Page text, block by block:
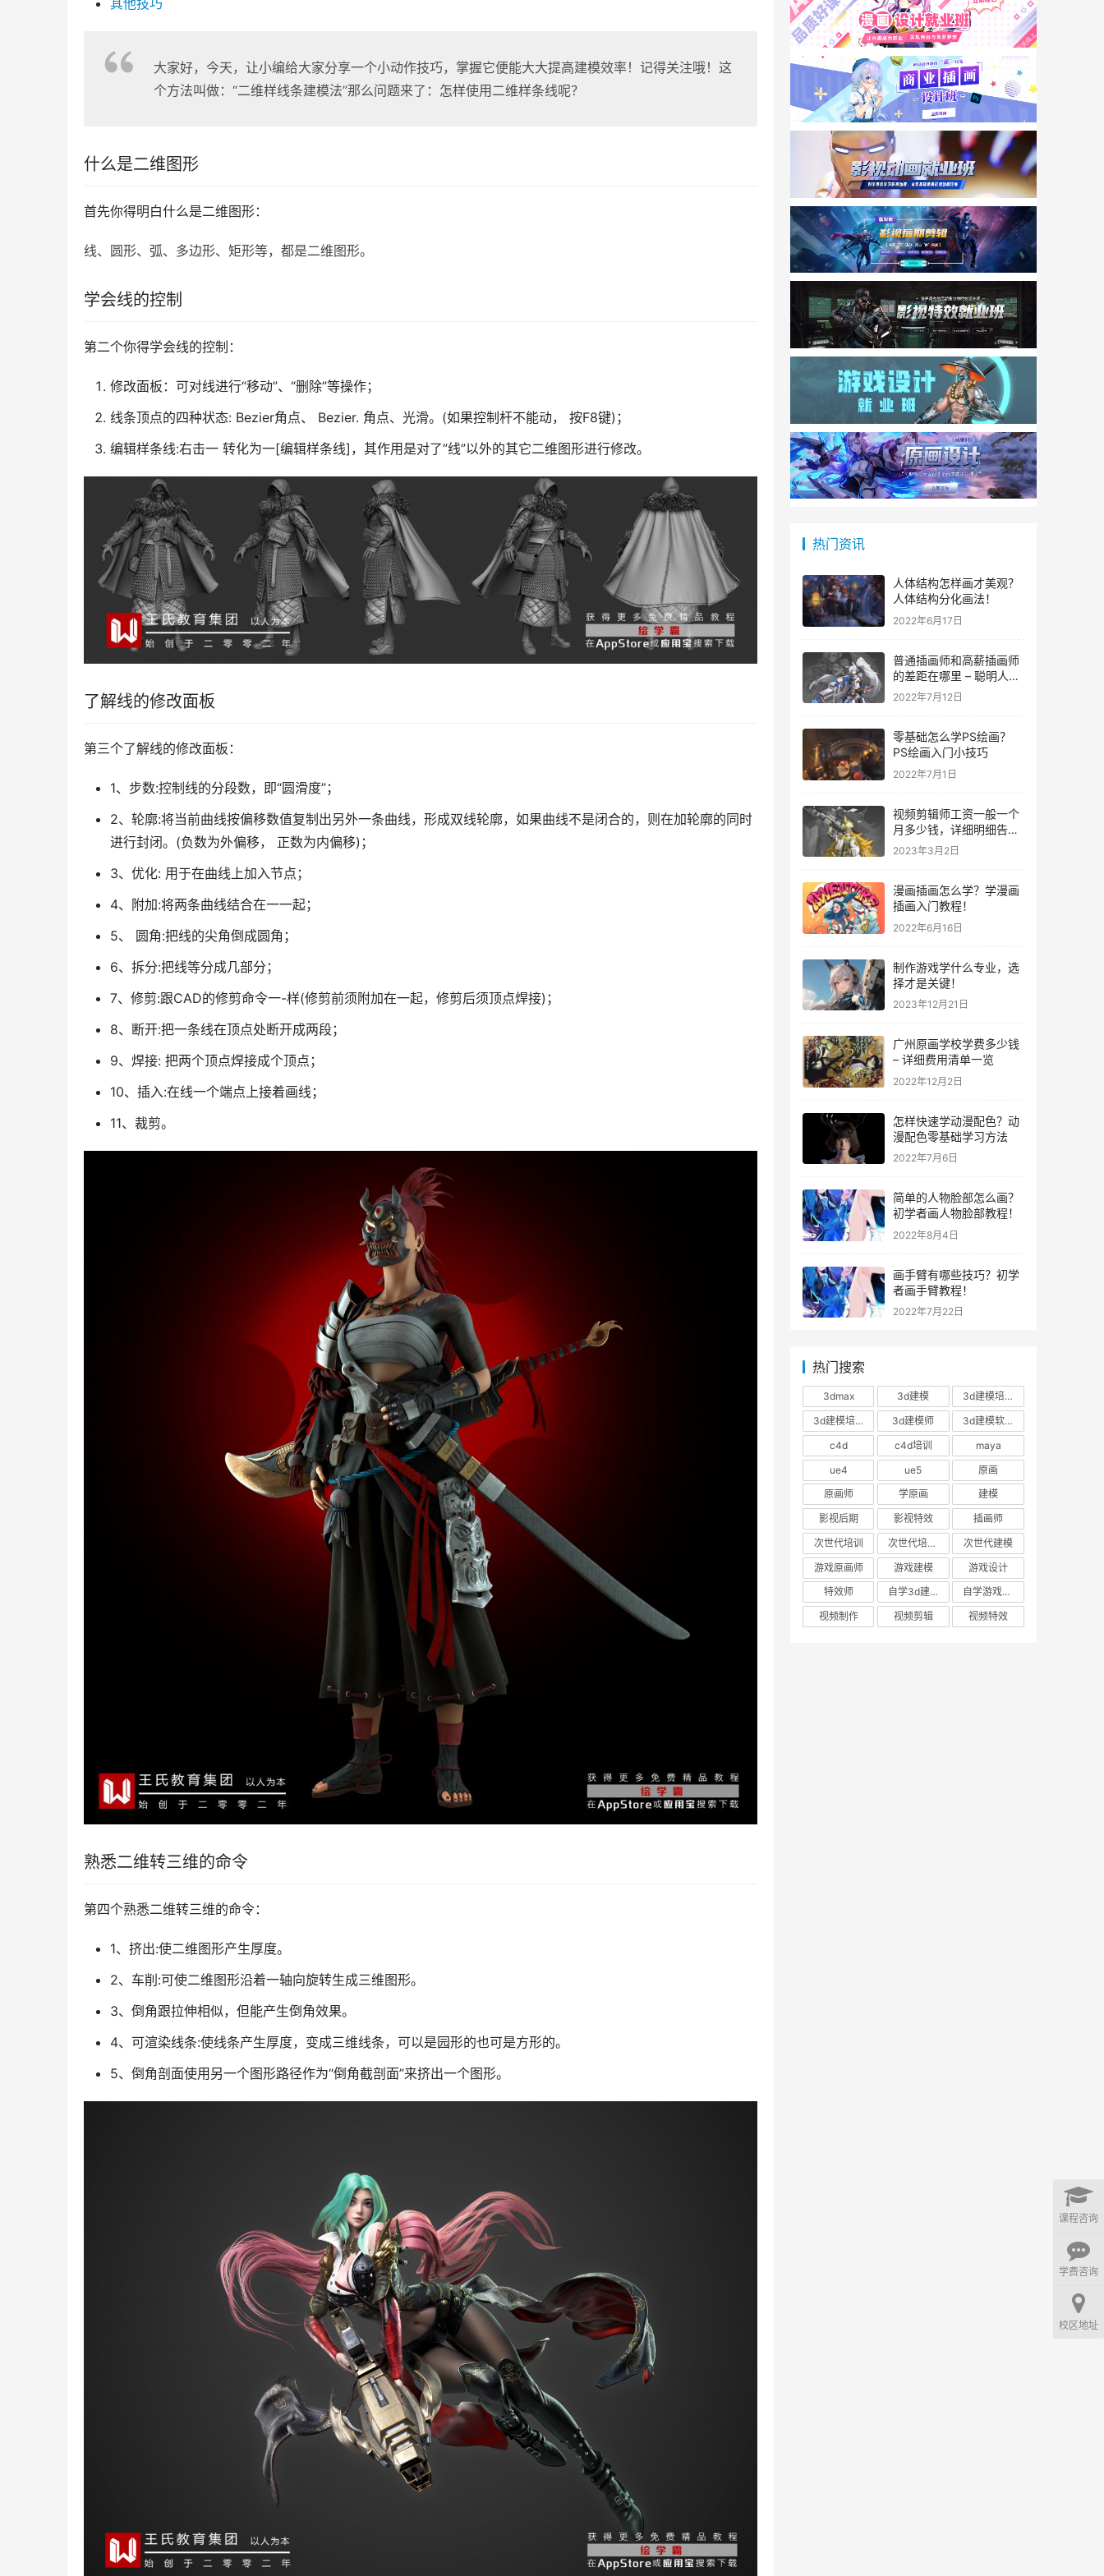
其他技巧
大家好，今天，让小编给大家分享一个小动作技巧，掌握它便能大大提高建模效率！记得关注哦！这
个方法叫做：“二维样线条建模法”那么问题来了：怎样使用二维样条线呢？
什么是二维图形
首先你得明白什么是二维图形：
线、圆形、弧、多边形、矩形等，都是二维图形。
学会线的控制
第二个你得学会线的控制：
修改面板：可对线进行“移动”、“删除”等操作；
线条顶点的四种状态: Bezier角点、 Bezier. 角点、光滑。(如果控制杆不能动， 按F8键)；
编辑样条线:右击一 转化为一[编辑样条线]，其作用是对了”线”以外的其它二维图形进行修改。
了解线的修改面板
第三个了解线的修改面板：
1、步数:控制线的分段数，即“圆滑度”；
2、轮廓:将当前曲线按偏移数值复制出另外一条曲线，形成双线轮廓，如果曲线不是闭合的，则在加轮廓的同时
进行封闭。(负数为外偏移， 正数为内偏移)；
3、优化: 用于在曲线上加入节点；
4、附加:将两条曲线结合在一一起；
5、 圆角:把线的尖角倒成圆角；
6、拆分:把线等分成几部分；
7、修剪:跟CAD的修剪命令一-样(修剪前须附加在一起，修剪后须顶点焊接)；
8、断开:把一条线在顶点处断开成两段；
9、焊接: 把两个顶点焊接成个顶点；
10、插入:在线一个端点上接着画线；
11、裁剪。
熟悉二维转三维的命令
第四个熟悉二维转三维的命令：
1、挤出:使二维图形产生厚度。
2、车削:可使二维图形沿着一轴向旋转生成三维图形。
3、倒角跟拉伸相似，但能产生倒角效果。
4、可渲染线条:使线条产生厚度，变成三维线条，可以是园形的也可是方形的。
5、倒角剖面使用另一个图形路径作为“倒角截剖面”来挤出一个图形。
热门资讯
人体结构怎样画才美观？
人体结构分化画法！
2022年6月17日
普通插画师和高薪插画师
的差距在哪里 – 聪明人都
在看！
2022年7月12日
零基础怎么学PS绘画？
PS绘画入门小技巧
2022年7月1日
视频剪辑师工资一般一个
月多少钱，详细明细告诉
你！
2023年3月2日
漫画插画怎么学？学漫画
插画入门教程！
2022年6月16日
制作游戏学什么专业，选
择才是关键！
2023年12月21日
广州原画学校学费多少钱
– 详细费用清单一览
2022年12月2日
怎样快速学动漫配色？动
漫配色零基础学习方法
2022年7月6日
简单的人物脸部怎么画？
初学者画人物脸部教程！
2022年8月4日
画手臂有哪些技巧？初学
者画手臂教程！
2022年7月22日
热门搜索
3dmax 3d建模
3d建模培训
3d建模培训班
3d建模师
3d建模软件
c4d
c4d培训
maya
ue4
ue5
原画
原画师
学原画
建模
影视后期
影视特效
插画师
次世代培训
次世代培训机构
次世代建模
游戏原画师
游戏建模
游戏设计
特效师
自学3d建模
自学游戏建模
视频制作
视频剪辑 视频特效
课程咨询
学费咨询
校区地址